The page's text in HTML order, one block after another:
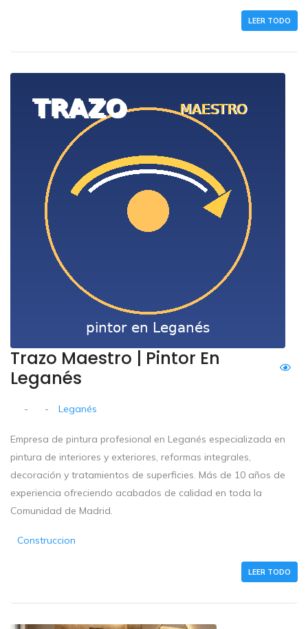
LEER TODO
Trazo Maestro | Pintor En
Leganés
- - Leganés
Empresa de pintura profesional en Leganés especializada en
pintura de interiores y exteriores, reformas integrales,
decoración y tratamientos de superficies. Más de 10 años de
experiencia ofreciendo acabados de calidad en toda la
Comunidad de Madrid.
Construccion
LEER TODO